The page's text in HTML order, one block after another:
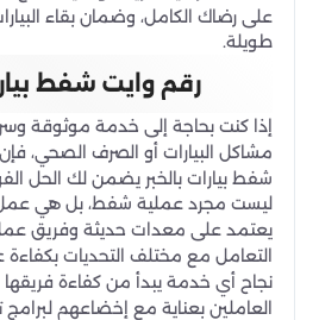
على رضاك الكامل، وضمان بقاء
طويلة.
رقم وايت شفط
إذا كنت بحاجة إلى خدمة موثوقة
مشاكل البيارات أو الصرف الصحي،
شفط بيارات بالخبر يضمن لك الحل
ليست مجرد عملية شفط، بل هي
يعتمد على معدات حديثة وفريق
التعامل مع مختلف التحديات بكفاءة
نجاح أي خدمة يبدأ من كفاءة فريقها
العاملين بعناية مع إخضاعهم لبرامج